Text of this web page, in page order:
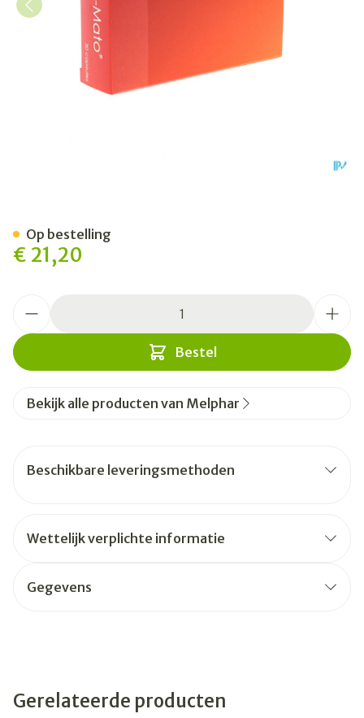
€ 21,20
Bestel
Op bestelling
Bekijk alle producten van Melphar
Beschikbare leveringsmethoden
Wettelijk verplichte informatie
Gegevens
Gerelateerde producten